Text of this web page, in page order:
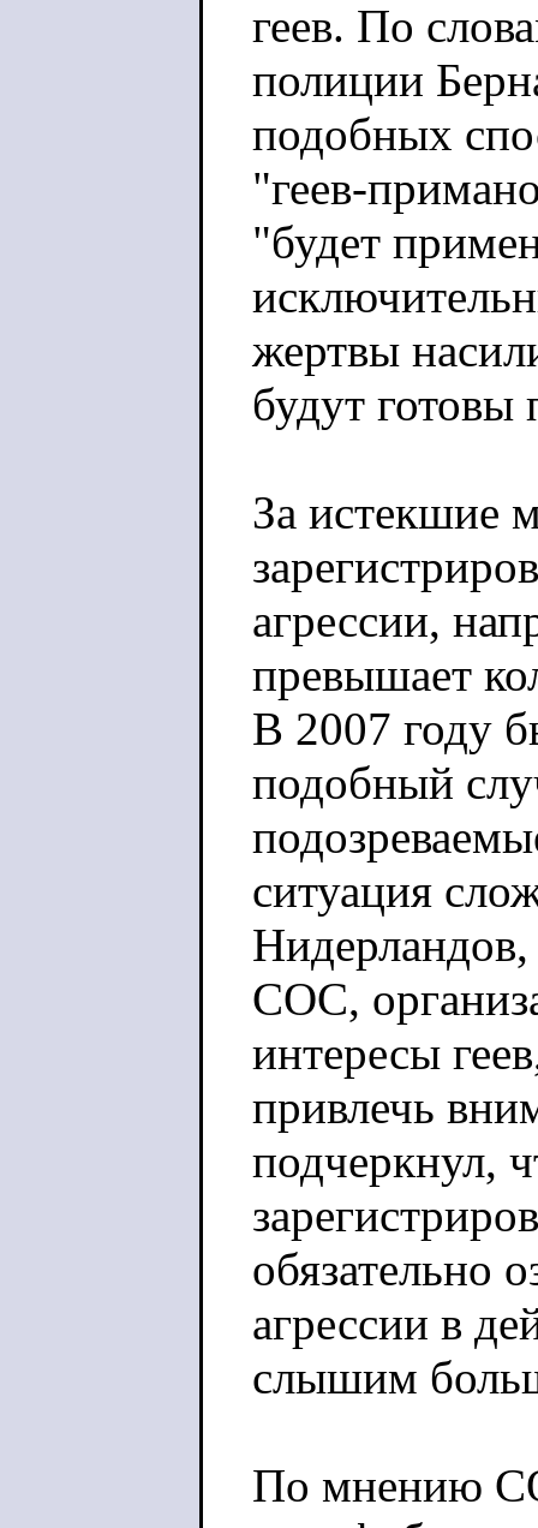
геев. По
полиции
подобных
"геев-
"будет
жертвы
будут готовы
За истекшие
агрессии,
превышает
В 2007 году
подобный
ситуация
COC,
интересы
привлечь
подчеркнул,
обязательно
агрессии в
слышим
По мнению